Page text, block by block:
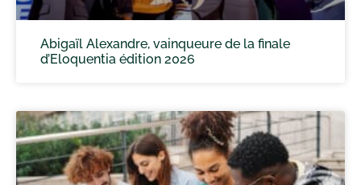
Abigaïl Alexandre, vainqueure de la finale
d’Eloquentia édition 2026